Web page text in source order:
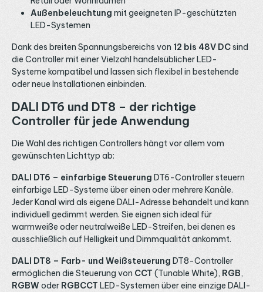
Außenbeleuchtung mit geeigneten IP-geschützten
LED-Systemen
Dank des breiten Spannungsbereichs von 12 bis 48V DCsind
die Controller mit einer Vielzahl handelsüblicher LED-
Systeme kompatibel und lassen sich flexibel in bestehende
oder neue Installationen einbinden.
DALI DT6 und DT8 – der richtige
Controller für jede Anwendung
Die Wahl des richtigen Controllers hängt vor allem vom
gewünschten Lichttyp ab:
DALI DT6 – einfarbige Steuerung DT6-Controller steuern
einfarbige LED-Systeme über einen oder mehrere Kanäle.
Jeder Kanal wird als eigene DALI-Adresse behandelt und kann
individuell gedimmt werden. Sie eignen sich ideal für
warmweiße oder neutralweiße LED-Streifen, bei denen es
ausschließlich auf Helligkeit und Dimmqualität ankommt.
DALI DT8 – Farb- und Weißsteuerung DT8-Controller
ermöglichen die Steuerung von CCT (Tunable White), RGB,
RGBW oder RGBCCT LED-Systemen über eine einzige DALI-